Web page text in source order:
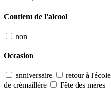
Contient de l’alcool
non
Occasion
anniversaire retour à l'école
de crémaillère
Fête des mères